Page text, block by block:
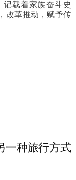
记载着家族奋斗史
改革推动，赋予传
一种旅行方式